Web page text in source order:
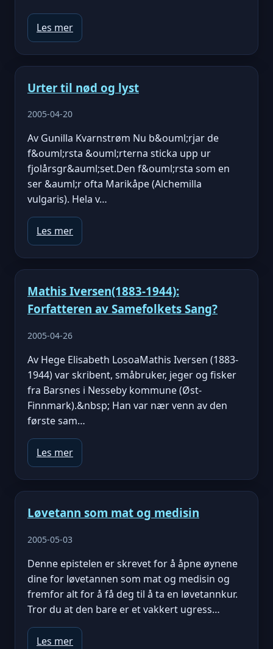
Les mer
Urter til nød og lyst
2005-04-20
Av Gunilla Kvarnstrøm Nu b&ouml;rjar de
f&ouml;rsta &ouml;rterna sticka upp ur
fjolårsgr&auml;set.Den f&ouml;rsta som en
ser &auml;r ofta Marikåpe (Alchemilla
vulgaris). Hela v…
Les mer
Mathis Iversen(1883-1944):
Forfatteren av Samefolkets Sang?
2005-04-26
Av Hege Elisabeth LosoaMathis Iversen (1883-
1944) var skribent, småbruker, jeger og fisker
fra Barsnes i Nesseby kommune (Øst-
Finnmark).&nbsp; Han var nær venn av den
første sam…
Les mer
Løvetann som mat og medisin
2005-05-03
Denne epistelen er skrevet for å åpne øynene
dine for løvetannen som mat og medisin og
fremfor alt for å få deg til å ta en løvetannkur.
Tror du at den bare er et vakkert ugress…
Les mer